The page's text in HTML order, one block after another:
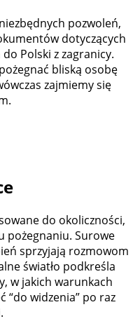
pozwoleń,
dotyczących
Polski z zagranicy.
bliską osobę
zajmiemy się
do okoliczności,
pożegnaniu. Surowe
sprzyjają rozmowom
światło podkreśla
w jakich warunkach
“do widzenia” po raz